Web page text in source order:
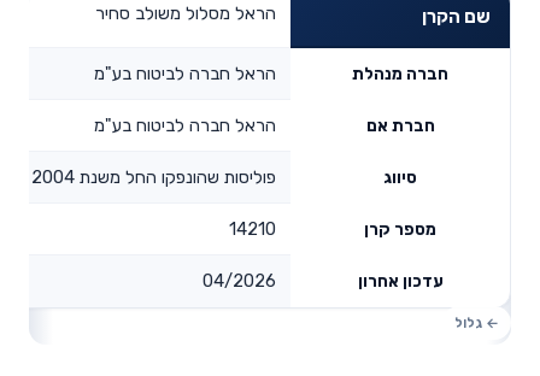
שם הקרן הראל מסלול משולב סחיר
חברה מנהלת הראל חברה לביטוח בע"מ
חברת אם הראל חברה לביטוח בע"מ
סיווג פוליסות שהונפקו החל משנת 2004
מספר קרן 14210
עדכון אחרון 04/2026